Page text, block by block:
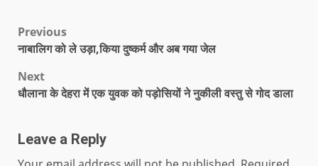
Previous
नाबालिग को ले उड़ा,किया दुष्कर्म और अब गया जेल
Next
धौलाना के देहरा में एक युवक को पड़ोसियों ने नुकीली वस्तु से गोद डाला
Leave a Reply